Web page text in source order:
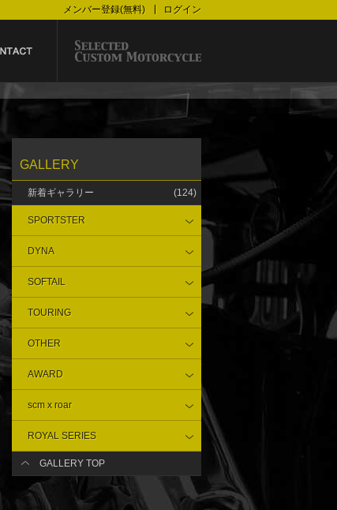
メンバー登録(無料) ログイン
GALLERY
新着ギャラリー (124)
SPORTSTER
DYNA
SOFTAIL
TOURING
OTHER
AWARD
scm x roar
ROYAL SERIES
GALLERY TOP